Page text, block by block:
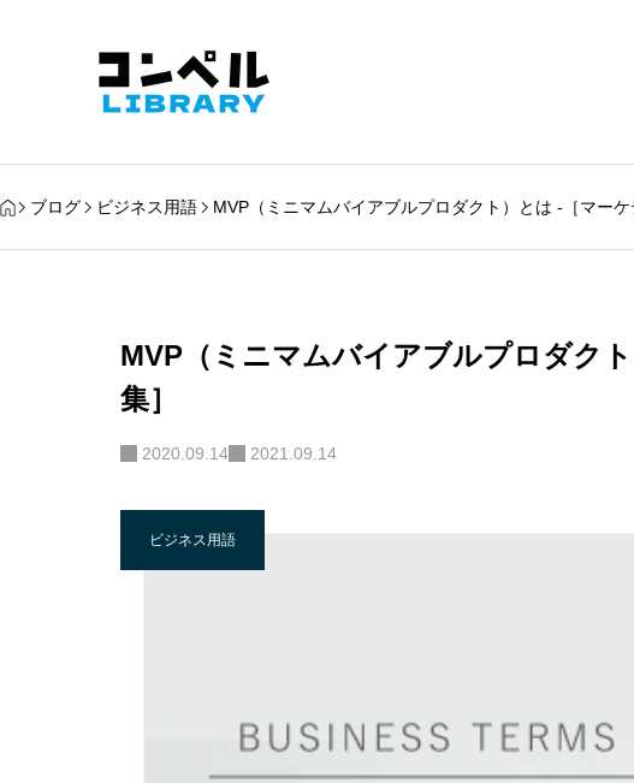
ブログ ビジネス用語 MVP（ミニマムバイアブルプロダクト）とは -［マーケ
MVP（ミニマムバイアブルプロダク
集］
2020.09.14 2021.09.14
ビジネス用語